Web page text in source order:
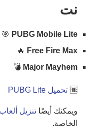
نت
PUBG Mobile Lite
🎯
Free Fire Max
🔥
Major Mayhem
💣
🆓 تحميل PUBG Lite
ويمكنك أيضًا تنزيل
الخاصة.